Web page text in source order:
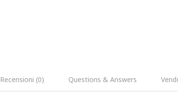
Recensioni (0) Questions & Answers